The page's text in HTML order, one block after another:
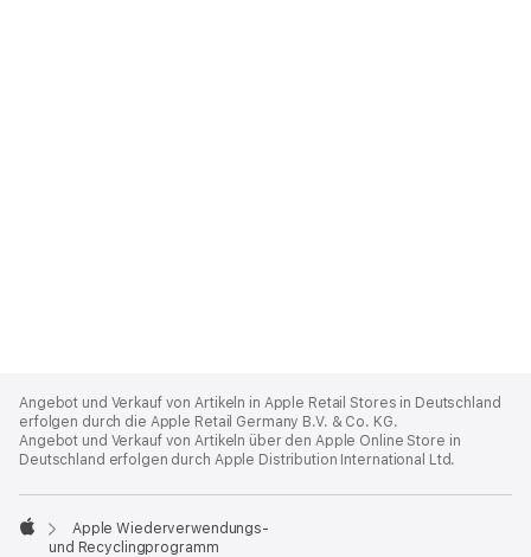
Footer
Angebot und Verkauf von Artikeln in Apple Retail Stores in Deutschland
erfolgen durch die Apple Retail Germany B.V. & Co. KG.
Angebot und Verkauf von Artikeln über den Apple Online Store in
Deutschland erfolgen durch Apple Distribution International Ltd.

Apple
Apple Wieder­verwendungs‑
und Recyclingprogramm